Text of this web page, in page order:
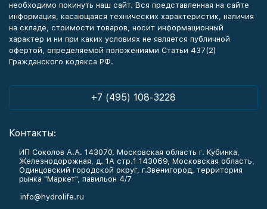
необходимо покинуть наш сайт. Вся представленная на сайте
информация, касающаяся технических характеристик, наличия
на складе, стоимости товаров, носит информационный
характер и ни при каких условиях не является публичной
офертой, определяемой положениями Статьи 437(2)
Гражданского кодекса РФ.
+7 (495) 108-3228
Контакты:
ИП Соколов А.А. 143070, Московская область г. Кубинка,
Железнодорожная, д. 1А стр.1 143069, Московская область,
Одинцовский городской округ, г.Звенигород, территория
рынка "Маркет", павильон 4/7
info@hydrolife.ru